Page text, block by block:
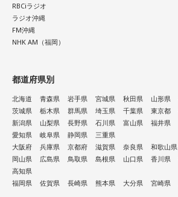
RBCiラジオ
ラジオ沖縄
FM沖縄
NHK AM（福岡）
都道府県別
北海道 青森県 岩手県 宮城県 秋田県 山形県
茨城県
栃木県 群馬県 埼玉県 千葉県 東京都
新潟県
山梨県 長野県 石川県 富山県
福井県
愛知県
岐阜県 静岡県
三重県
大阪府
兵庫県 京都府 滋賀県 奈良県
和歌山県
岡山県
広島県 鳥取県 島根県 山口県 香川県
高知県
福岡県
佐賀県 長崎県 熊本県 大分県 宮崎県